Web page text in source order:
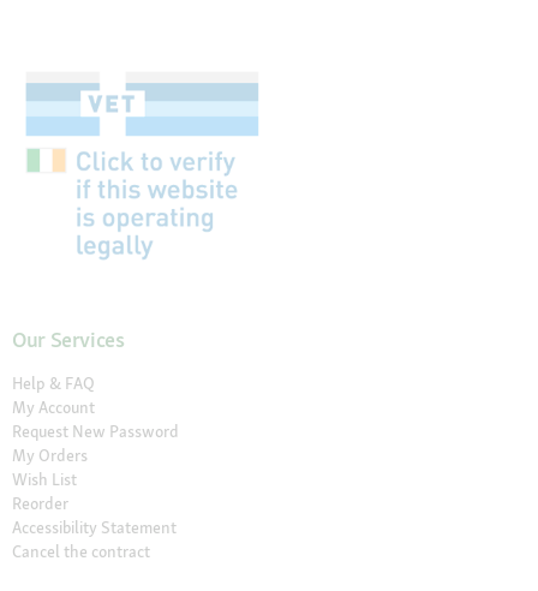
Our Services
Help & FAQ
My Account
Request New Password
My Orders
Wish List
Reorder
Accessibility Statement
Cancel the contract